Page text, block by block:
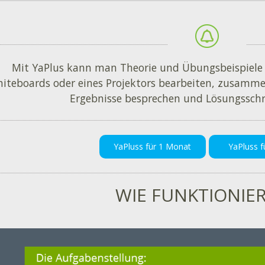
Mit YaPlus kann man Theorie und
oder eines Projektors bearbeiten,
Ergebnisse besprechen und
YaPluss für 1 Monat YaPluss
WIE